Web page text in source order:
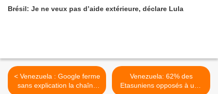
Brésil: Je ne veux pas d’aide extérieure, déclare Lula
< Venezuela : Google ferme
sans explication la chaîne
Venezuela: 62% des
Etasuniens opposés à une